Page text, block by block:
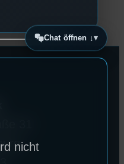
Chat öffnen ↓
nicht